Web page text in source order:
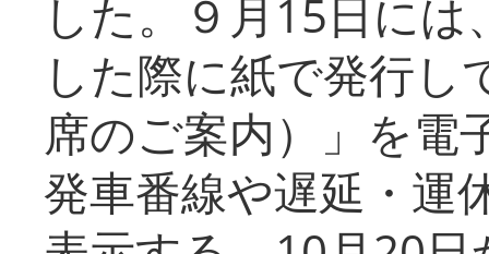
した。９月15日に
した際に紙で発行し
席のご案内）」を電
発車番線や遅延・運